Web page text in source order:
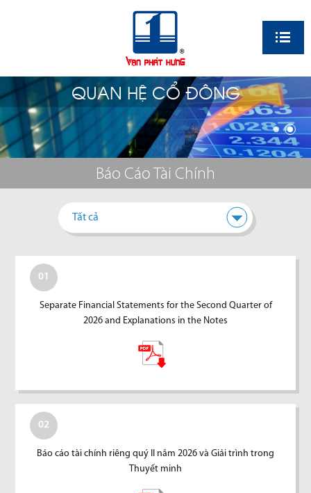
QUAN HỆ CỔ ĐÔNG
Báo Cáo Tài Chính
Tất cả
01
Separate Financial Statements for the Second Quarter of
2026 and Explanations in the Notes
02
Báo cáo tài chính riêng quý II năm 2026 và Giải trình trong
Thuyết minh